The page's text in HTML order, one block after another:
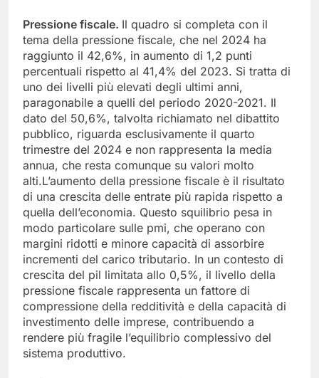
Pressione fiscale. Il quadro si completa con il
tema della pressione fiscale, che nel 2024 ha
raggiunto il 42,6%, in aumento di 1,2 punti
percentuali rispetto al 41,4% del 2023. Si tratta di
uno dei livelli più elevati degli ultimi anni,
paragonabile a quelli del periodo 2020-2021. Il
dato del 50,6%, talvolta richiamato nel dibattito
pubblico, riguarda esclusivamente il quarto
trimestre del 2024 e non rappresenta la media
annua, che resta comunque su valori molto
alti.L’aumento della pressione fiscale è il risultato
di una crescita delle entrate più rapida rispetto a
quella dell’economia. Questo squilibrio pesa in
modo particolare sulle pmi, che operano con
margini ridotti e minore capacità di assorbire
incrementi del carico tributario. In un contesto di
crescita del pil limitata allo 0,5%, il livello della
pressione fiscale rappresenta un fattore di
compressione della redditività e della capacità di
investimento delle imprese, contribuendo a
rendere più fragile l’equilibrio complessivo del
sistema produttivo.